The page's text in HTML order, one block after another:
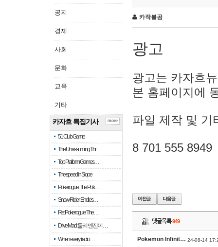
공지
경제
사회
문화
교육
기타
카자흐 특집기사
51 Club Game
The Unassuming Thr…
Top Platform Games…
The speed in Slope
Pokerogue: The Pok…
Snow Rider: Endles…
Re: Pokerogue: The…
Drive Mad: 물리 엔진이 …
When every fractio…
more
카작불곰
광고
광고는 카자흐
본 홈페이지에
파일 제작 및 기
8 701 555 8949
댓글목록949
Pokemon Infinit… 24-08-14